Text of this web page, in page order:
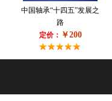
中国轴承“十四五”发展之
路
定价： ￥200